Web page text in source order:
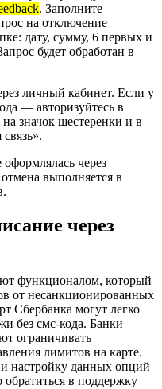
. Заполните
на отключение
дату, сумму, 6 первых и
будет обработан в
личный кабинет. Если у
— авторизуйтесь в
значок шестеренки и в
через
выполняется в
через
функционалом, который
от несанкционированных
Сбербанка могут легко
без смс-кода. Банки
ограничивать
лимитов на карте.
настройку данных опций
в поддержку